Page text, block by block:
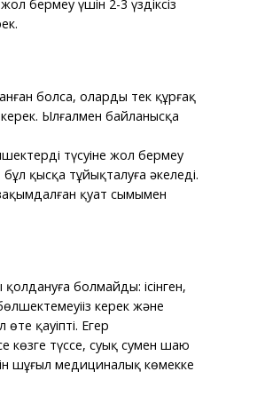
бермеу үшін 2-3 үздіксіз
болса, оларды тек құрғақ
Ылғалмен байланысқа
түсуіне жол бермеу
қысқа тұйықталуға әкеледі.
қуат сымымен
болмайды: ісінген,
керек және
қауіпті. Егер
көзге түссе, суық сумен шаю
шұғыл медициналық көмекке